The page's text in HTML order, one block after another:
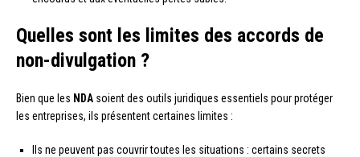
Quelles sont les limites des accords de
non-divulgation ?
Bien que les NDA soient des outils juridiques essentiels pour protéger
les entreprises, ils présentent certaines limites :
Ils ne peuvent pas couvrir toutes les situations : certains secrets